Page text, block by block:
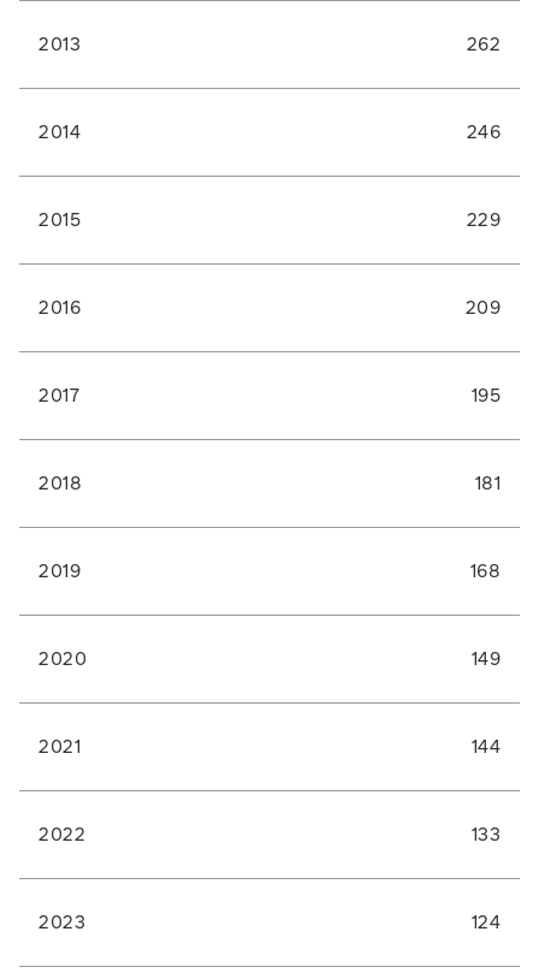
2013 262
2014 246
2015 229
2016 209
2017 195
2018 181
2019 168
2020 149
2021 144
2022 133
2023 124